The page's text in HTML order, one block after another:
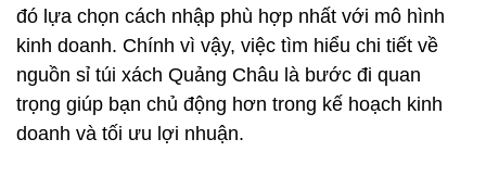
đó lựa chọn cách nhập phù hợp nhất với mô hình
kinh doanh. Chính vì vậy, việc tìm hiểu chi tiết về
nguồn sỉ túi xách Quảng Châu là bước đi quan
trọng giúp bạn chủ động hơn trong kế hoạch kinh
doanh và tối ưu lợi nhuận.